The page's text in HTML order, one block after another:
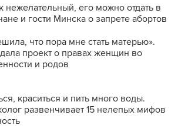
нежелательный, его можно отдать в
и гости Минска о запрете абортов
что пора мне стать матерью».
проект о правах женщин во
и родов
краситься и пить много воды.
развенчивает 15 нелепых мифов